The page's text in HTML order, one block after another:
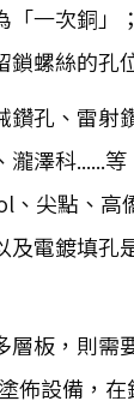
「一次銅」
螺絲的孔
鑽孔、雷射
澤科......
尖點、高
及電鍍填孔
層板，則需
佈設備，